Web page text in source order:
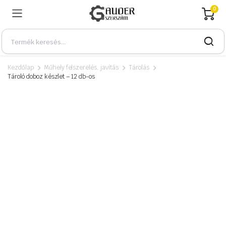
0
Kezdőlap Műhely felszerelés, javítás
Tárolás
Tároló doboz készlet – 12 db-os